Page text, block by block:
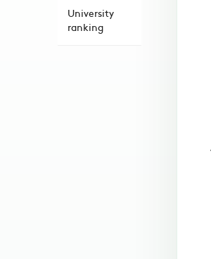
University
ranking